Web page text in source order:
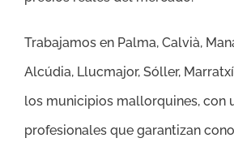
Trabajamos en Palma, Calvià,
Alcúdia, Llucmajor, Sóller,
los municipios mallorquines, con
profesionales que garantizan